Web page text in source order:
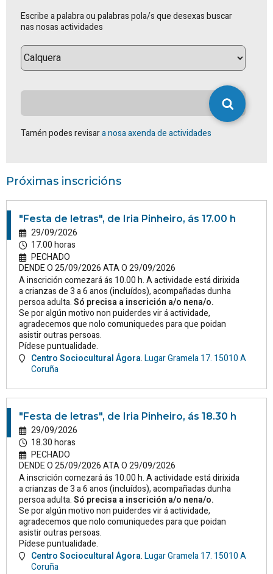
Escribe a palabra ou palabras pola/s que desexas buscar
nas nosas actividades
Tamén podes revisara nosa axenda de actividades
Próximas inscricións
"Festa de letras", de Iria Pinheiro, ás 17.00 h
29/09/2026
17.00 horas
PECHADO
DENDE O 25/09/2026 ATA O 29/09/2026
A inscrición comezará ás 10.00 h. A actividade está dirixida
a crianzas de 3 a 6 anos (incluídos), acompañadas dunha
persoa adulta.Só precisa a inscrición a/o nena/o.
Se por algún motivo non puiderdes vir á actividade,
agradecemos que nolo comuniquedes para que poidan
asistir outras persoas.
Pídese puntualidade.
Centro Sociocultural Ágora.Lugar Gramela 17. 15010A
Coruña
"Festa de letras", de Iria Pinheiro, ás 18.30 h
29/09/2026
18.30 horas
PECHADO
DENDE O 25/09/2026 ATA O 29/09/2026
A inscrición comezará ás 10.00 h. A actividade está dirixida
a crianzas de 3 a 6 anos (incluídos), acompañadas dunha
persoa adulta.Só precisa a inscrición a/o nena/o.
Se por algún motivo non puiderdes vir á actividade,
agradecemos que nolo comuniquedes para que poidan
asistir outras persoas.
Pídese puntualidade.
Centro Sociocultural Ágora.Lugar Gramela 17. 15010A
Coruña